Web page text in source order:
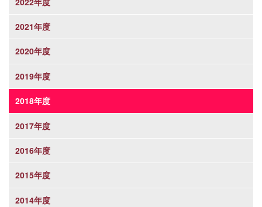
2021年度
2020年度
2019年度
2018年度
2017年度
2016年度
2015年度
2014年度